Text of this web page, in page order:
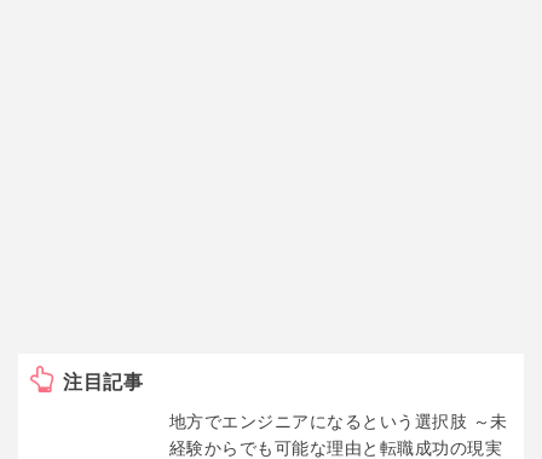
注目記事
地方でエンジニアになるという選択肢 ～未
経験からでも可能な理由と転職成功の現実